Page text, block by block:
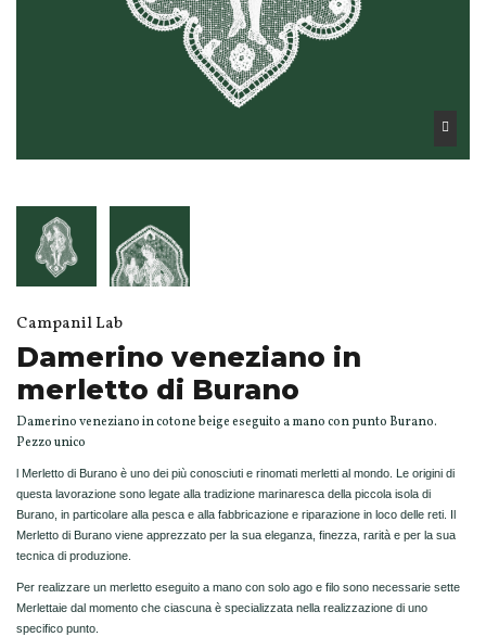
Campanil Lab
Damerino veneziano in
merletto di Burano
Damerino veneziano in cotone beige eseguito a mano con punto Burano.
Pezzo unico
l Merletto di Burano è uno dei più conosciuti e rinomati merletti al mondo. Le origini di
questa lavorazione sono legate alla tradizione marinaresca della piccola isola di
Burano, in particolare alla pesca e alla fabbricazione e riparazione in loco delle reti. Il
Merletto di Burano viene apprezzato per la sua eleganza, finezza, rarità e per la sua
tecnica di produzione.
Per realizzare un merletto eseguito a mano con solo ago e filo sono necessarie sette
Merlettaie dal momento che ciascuna è specializzata nella realizzazione di uno
specifico punto.